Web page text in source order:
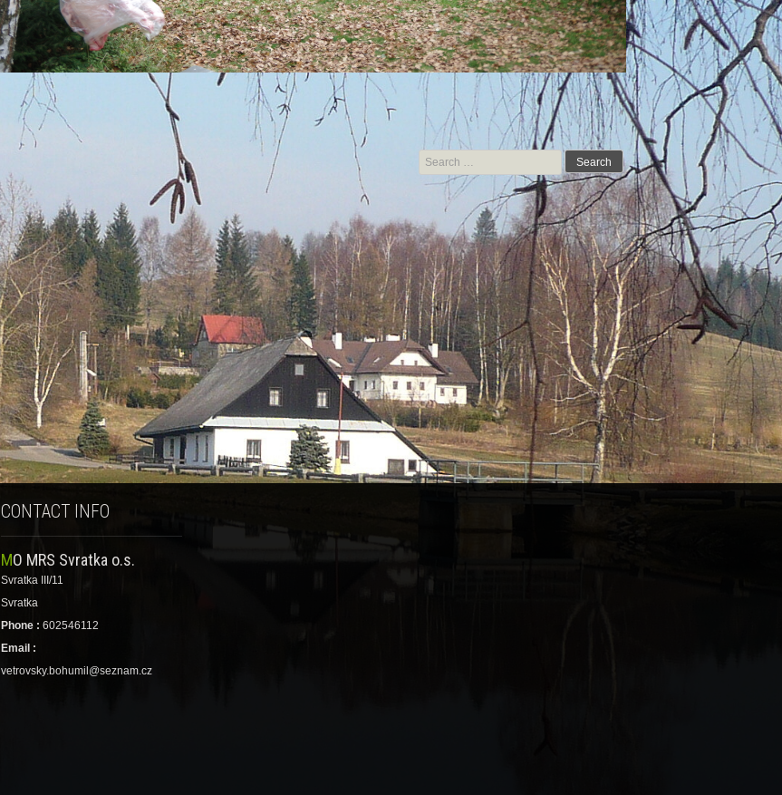
Search for:
CONTACT INFO
MO MRS Svratka o.s.
Svratka III/11
Svratka
Phone : 602546112
Email :
vetrovsky.bohumil@seznam.cz